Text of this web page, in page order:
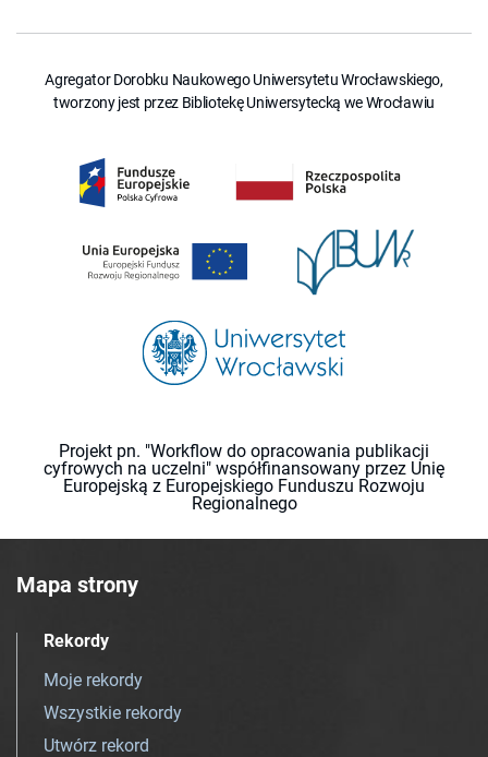
Agregator Dorobku Naukowego Uniwersytetu Wrocławskiego,
tworzony jest przez Bibliotekę Uniwersytecką we Wrocławiu
Projekt pn. "Workflow do opracowania publikacji
cyfrowych na uczelni" współfinansowany przez Unię
Europejską z Europejskiego Funduszu Rozwoju
Regionalnego
Mapa strony
Rekordy
Moje rekordy
Wszystkie rekordy
Utwórz rekord